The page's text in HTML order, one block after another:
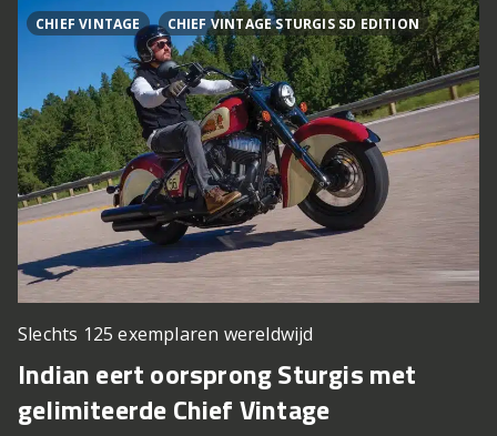
CHIEF VINTAGE CHIEF VINTAGE STURGIS SD EDITION
Slechts 125 exemplaren wereldwijd
Indian eert oorsprong Sturgis met
gelimiteerde Chief Vintage